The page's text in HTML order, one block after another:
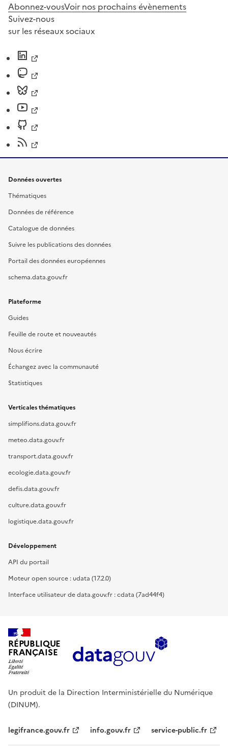
Abonnez-vousVoir nos prochains évènements
Suivez-nous
sur les réseaux sociaux
Données ouvertes
Thématiques
Données de référence
Catalogue de données
Suivre les publications des données
Portail des données européennes
schema.data.gouv.fr
Plateforme
Guides
Feuille de route et nouveautés
Nous écrire
Échangez avec la communauté
Statistiques
Verticales thématiques
simplifions.data.gouv.fr
meteo.data.gouv.fr
transport.data.gouv.fr
ecologie.data.gouv.fr
defis.data.gouv.fr
culture.data.gouv.fr
logistique.data.gouv.fr
Développement
API du portail
Moteur open source : udata (17.2.0)
Interface utilisateur de data.gouv.fr : cdata (7ad44f4)
RÉPUBLIQUE
FRANÇAISE
Un produit de la Direction Interministérielle du Numérique
(DINUM).
legifrance.gouv.fr info.gouv.fr service-public.fr